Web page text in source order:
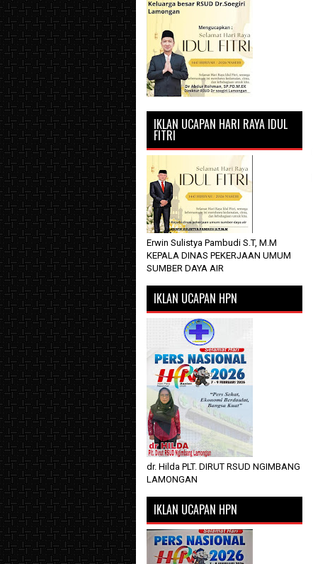
IKLAN UCAPAN HARI RAYA IDUL
FITRI
Erwin Sulistya Pambudi S.T, M.M
KEPALA DINAS PEKERJAAN UMUM
SUMBER DAYA AIR
IKLAN UCAPAN HPN
dr. Hilda PLT. DIRUT RSUD NGIMBANG
LAMONGAN
IKLAN UCAPAN HPN